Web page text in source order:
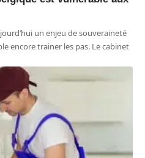
un enjeu de souveraineté
encore trainer les pas. Le cabinet